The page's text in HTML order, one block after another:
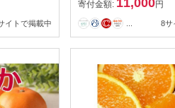
イトで掲載中
定
寄付金額: 円
8サ